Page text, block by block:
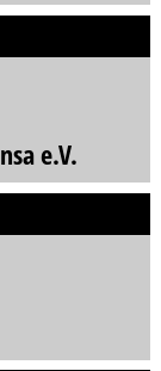
e.V.